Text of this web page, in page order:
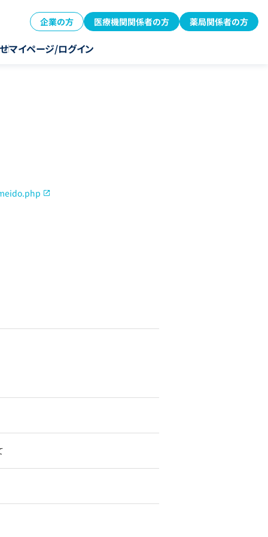
企業の方 医療機関関係者の方 薬局関係者の方
マイページ/ログイン